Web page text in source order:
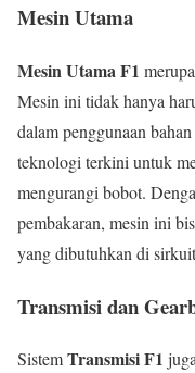
Mesin Utama
Mesin Utama F1
Mesin ini tidak hanya
dalam penggunaan
teknologi terkini untuk
mengurangi bobot.
pembakaran, mesin ini
yang dibutuhkan di
Transmisi dan
SistemTransmisi F1